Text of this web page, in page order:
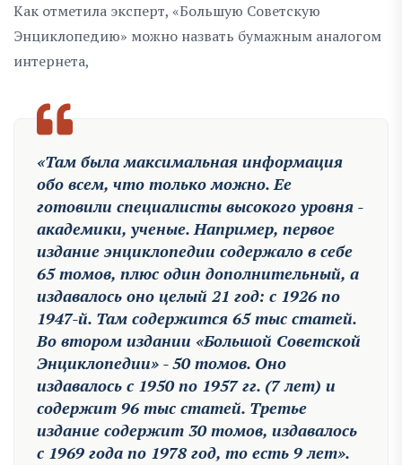
Как отметила эксперт, «Большую Советскую
Энциклопедию» можно назвать бумажным аналогом
интернета,
«Там была максимальная информация
обо всем, что только можно. Ее
готовили специалисты высокого уровня -
академики, ученые. Например, первое
издание энциклопедии содержало в себе
65 томов, плюс один дополнительный, а
издавалось оно целый 21 год: с 1926 по
1947-й. Там содержится 65 тыс статей.
Во втором издании «Большой Советской
Энциклопедии» - 50 томов. Оно
издавалось с 1950 по 1957 гг. (7 лет) и
содержит 96 тыс статей. Третье
издание содержит 30 томов, издавалось
с 1969 года по 1978 год, то есть 9 лет».